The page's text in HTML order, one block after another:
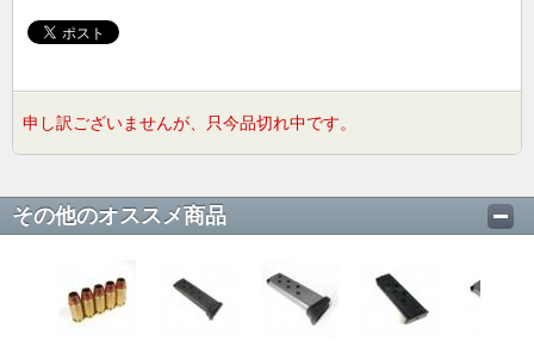
申し訳ございませんが、只今品切れ中です。
その他のオススメ商品